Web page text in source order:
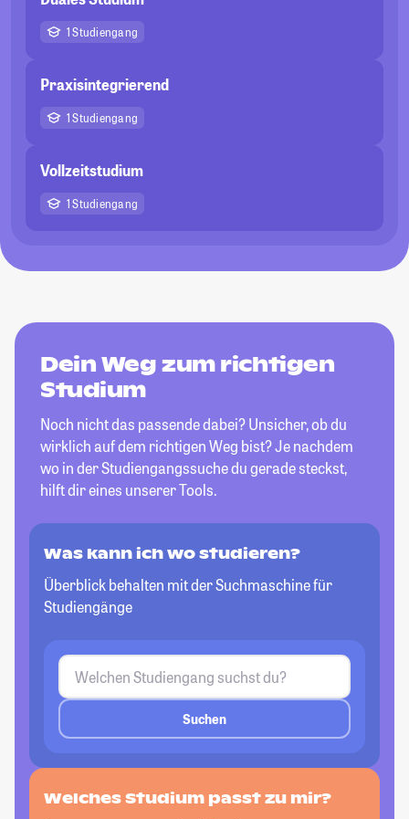
1 Studiengang
Praxisintegrierend
1 Studiengang
Vollzeitstudium
1 Studiengang
Dein Weg zum richtigen
Studium
Noch nicht das passende dabei? Unsicher, ob du
wirklich auf dem richtigen Weg bist? Je nachdem
wo in der Studiengangssuche du gerade steckst,
hilft dir eines unserer Tools.
Was kann ich wo studieren?
Überblick behalten mit der Suchmaschine für
Studiengänge
Suchen
Welches Studium passtzu mir?